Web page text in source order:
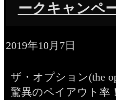
ークキャンペ
2019年10月7日
ザ・オプション(the
驚異のペイアウト率